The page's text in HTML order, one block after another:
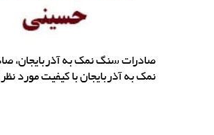
صادرات سنگ نمک به آذربایجان،
نمک به آذربایجان با کیفیت مورد